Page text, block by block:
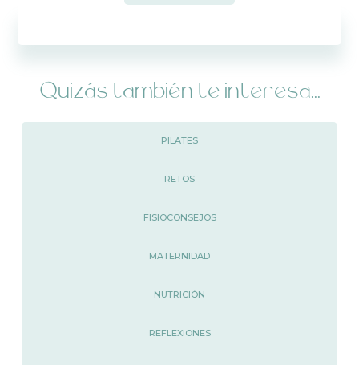
Quizás también te interesa...
PILATES
RETOS
FISIOCONSEJOS
MATERNIDAD
NUTRICIÓN
REFLEXIONES